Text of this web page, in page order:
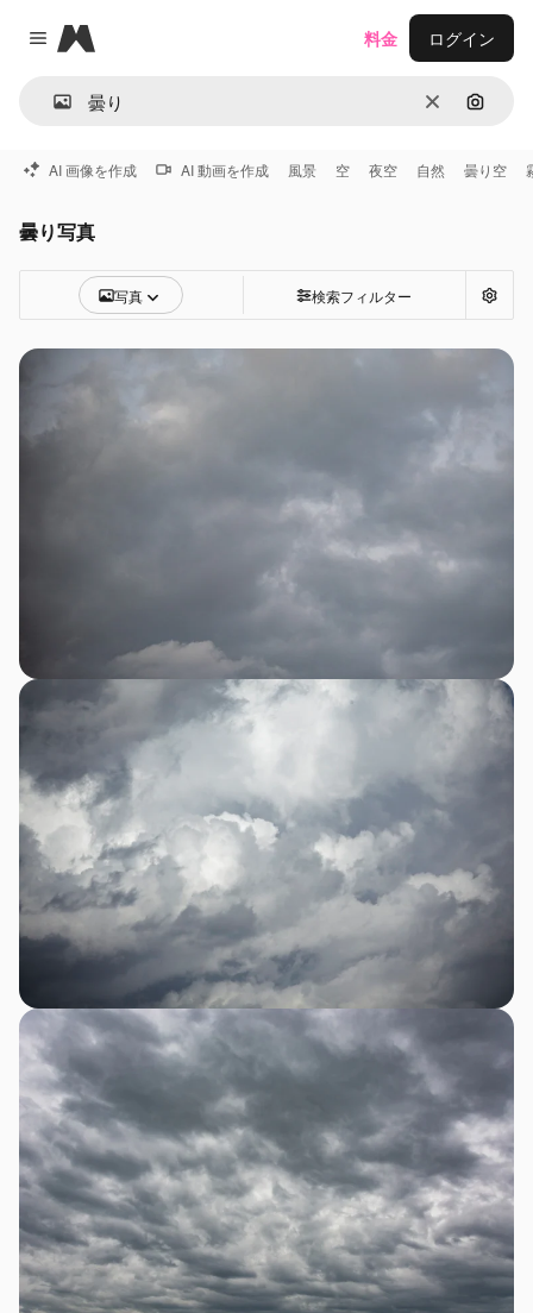
Close menu
Magnific
消去 画像で
料金 ログイン
AI 画像を作成 AI 動画を作成 風景 空 夜空 自然 曇り空
曇り写真
写真 検索フィルター